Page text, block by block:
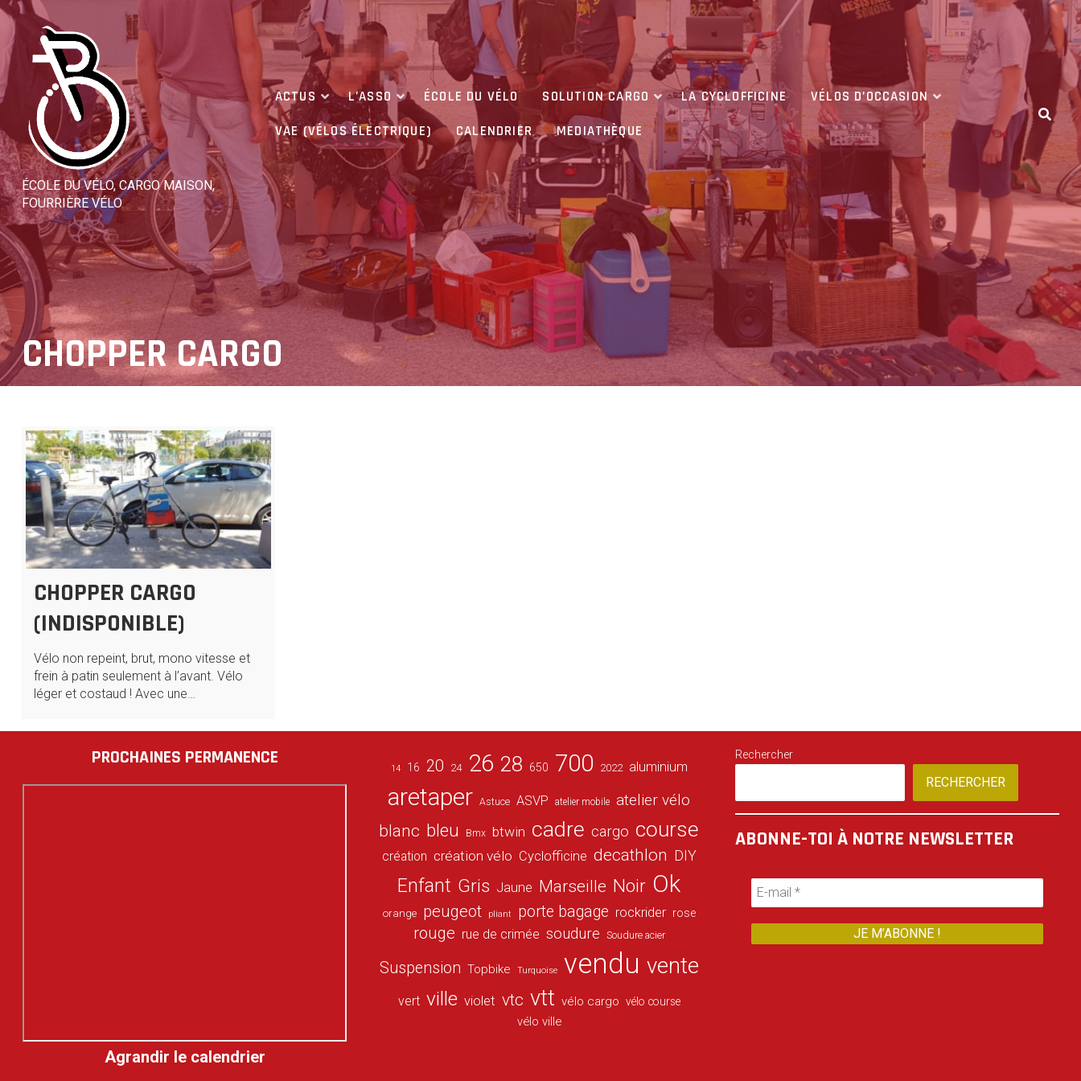
Skip
content
ÉCOLE DU VÉLO, CARGO MAISON,
FOURRIÈRE VÉLO
ACTUS L’ASSO ÉCOLE DU VÉLO SOLUTION CARGO LA CYCLOFFICINE
VÉLOS D’OCCASION
VAE (VÉLOS ÉLECTRIQUE)
CALENDRIER MEDIATHÈQUE
CHOPPER CARGO
CHOPPER CARGO
(INDISPONIBLE)
Vélo non repeint, brut, mono vitesse et
frein à patin seulement à l’avant. Vélo
léger et costaud ! Avec une…
PROCHAINES PERMANENCE
Agrandir le calendrier
14 16 20 24 26 28 650 700 2022 aluminium
aretaper Astuce ASVP atelier mobile atelier vélo
blanc bleu Bmx btwin cadre cargo course
création création vélo Cyclofficine decathlon DIY
Enfant Gris Jaune Marseille Noir Ok
orange peugeot pliant porte bagage rockrider rose
rouge rue de crimée soudure Soudure acier
Suspension Topbike Turquoise vendu vente
vert ville violet vtc vtt vélo cargo vélo course
vélo ville
Rechercher
RECHERCHER
ABONNE-TOI À NOTRE NEWSLETTER